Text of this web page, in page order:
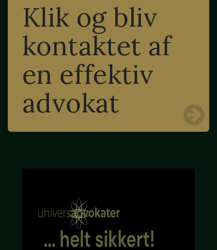
Klik og bliv
kontaktet af
en effektiv
advokat